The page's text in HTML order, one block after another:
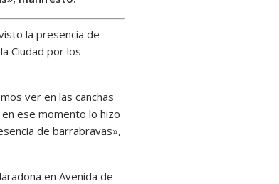
la presencia de
Ciudad por los
ver en las canchas
ese momento lo hizo
de barrabravas»,
en Avenida de